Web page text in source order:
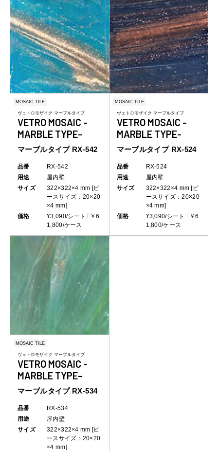
MOSAIC TILE
ヴェトロモザイク マーブルタイプ
VETRO MOSAIC -
MARBLE TYPE-
マーブルタイプ RX-542
品番
RX-542
用途
屋内壁
サイズ
322×322×4 mm [ピ
ースサイズ：20×20
×4 mm]
価格
¥3,090/シート
￥6
1,800/ケース
MOSAIC TILE
ヴェトロモザイク マーブルタイプ
VETRO MOSAIC -
MARBLE TYPE-
マーブルタイプ RX-524
品番
RX-524
用途
屋内壁
サイズ
322×322×4 mm [ピ
ースサイズ：20×20
×4 mm]
価格
¥3,090/シート
￥6
1,800/ケース
MOSAIC TILE
ヴェトロモザイク マーブルタイプ
VETRO MOSAIC -
MARBLE TYPE-
マーブルタイプ RX-534
品番
RX-534
用途
屋内壁
サイズ
322×322×4 mm [ピ
ースサイズ：20×20
×4 mm]